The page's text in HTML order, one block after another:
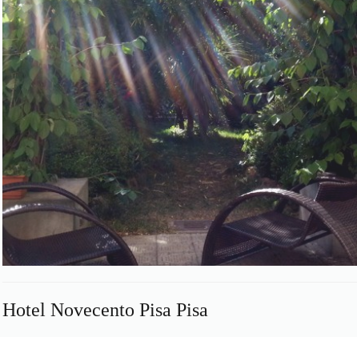
Hotel Novecento Pisa Pisa